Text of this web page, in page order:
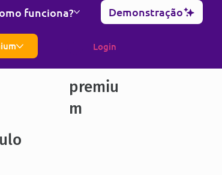
funciona? Demonstração
Login
premiu
m